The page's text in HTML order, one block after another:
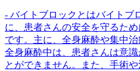
- バイトブロックとはバイトブ
に、患者さんの安全を守るた
です。主に、全身麻酔や集中治
全身麻酔中は、患者さんは意
とができません。また、手術